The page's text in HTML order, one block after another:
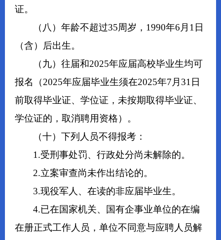
证。
（八）年龄不超过35周岁，1990年6月1日
（含）后出生。
（九）往届和2025年应届高校毕业生均可
报名（2025年应届毕业生须在2025年7月31日
前取得毕业证、学位证，未按期取得毕业证、
学位证的，取消聘用资格）。
（十）下列人员不得报考：
1.受刑事处罚、行政处分尚未解除的。
2.立案审查尚未作出结论的。
3.现役军人、在读的非应届毕业生。
4.已在国家机关、国有企事业单位的在编
在册正式工作人员，单位不同意与应聘人员解